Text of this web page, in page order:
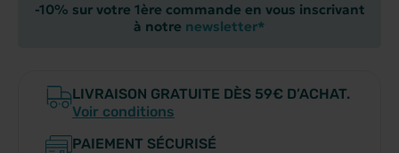
-10% sur votre 1ère commande en vous inscrivant
à notre newsletter*
LIVRAISON GRATUITE DÈS 59€ D’ACHAT.
Voir conditions
PAIEMENT SÉCURISÉ